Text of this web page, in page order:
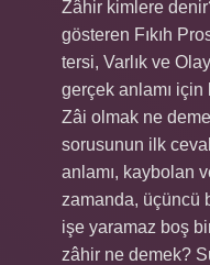
Zâhir kimlere
gösteren Fıkıh
tersi, Varlık ve
gerçek anlamı
Zâi olmak ne
sorusunun ilk
anlamı, kaybolan
zamanda, üçüncü
işe yaramaz boş
zâhir ne demek?